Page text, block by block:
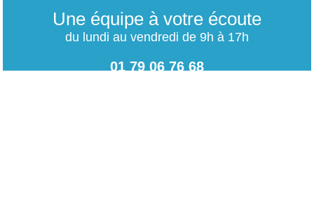
Une équipe à votre écoute
du lundi au vendredi de 9h à 17h
01 79 06 76 68